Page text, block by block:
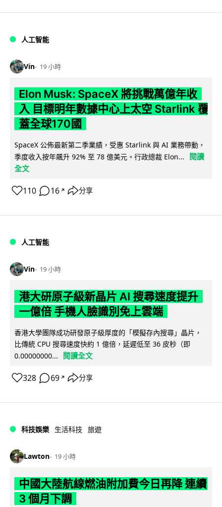
人工智能
Vin 19 小時
Elon Musk: SpaceX 將挑戰萬億年收
入 目標明年數據中心上太空 Starlink 覆
蓋全球170國
SpaceX 公佈最新第二季業績，受惠 Starlink 與 AI 業務帶動，
季度收入按年飆升 92% 至 78 億美元。行政總裁 Elon...
閱讀
全文
110 16 ↗ 分享
人工智能
Vin 19 小時
港大研原子級新晶片 AI 搜尋速度提升
一億倍 手機人臉識別免上雲端
香港大學團隊成功研發原子級厚度的「模擬存內搜尋」晶片，
比傳統 CPU 搜尋速度快約 1 億倍，延遲低至 36 皮秒（即
0.00000000...
閱讀全文
328 69 ↗ 分享
科技娛樂 生活科技 旅遊
Lawton 19 小時
中國大陸航線燃油附加費今日再降 連續
3 個月下調